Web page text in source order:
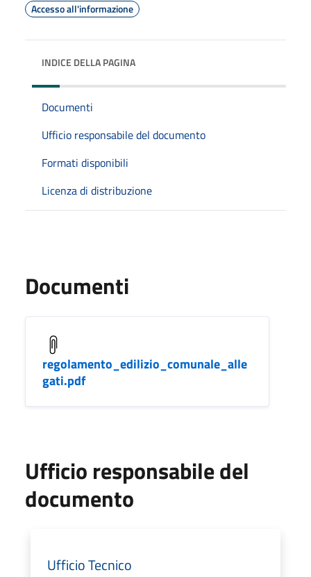
Accesso all'informazione
INDICE DELLA PAGINA
Documenti
Ufficio responsabile del documento
Formati disponibili
Licenza di distribuzione
Documenti
regolamento_edilizio_comunale_alle
gati.pdf
Ufficio responsabile del
documento
Ufficio Tecnico